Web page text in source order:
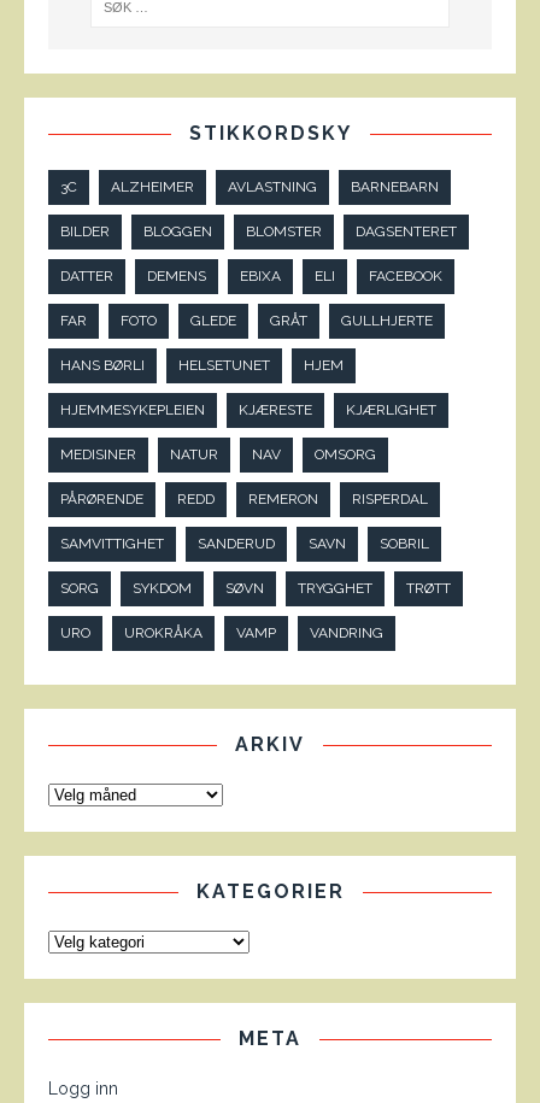
STIKKORDSKY
3C ALZHEIMER AVLASTNING BARNEBARN
BILDER BLOGGEN BLOMSTER DAGSENTERET
DATTER DEMENS EBIXA ELI FACEBOOK
FAR FOTO GLEDE GRÅT GULLHJERTE
HANS BØRLI HELSETUNET HJEM
HJEMMESYKEPLEIEN KJÆRESTE KJÆRLIGHET
MEDISINER NATUR NAV OMSORG
PÅRØRENDE REDD REMERON RISPERDAL
SAMVITTIGHET SANDERUD SAVN SOBRIL
SORG SYKDOM SØVN TRYGGHET TRØTT
URO UROKRÅKA VAMP VANDRING
ARKIV
KATEGORIER
META
Logg inn